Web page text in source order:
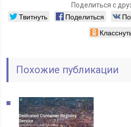
Поделиться с
Твитнуть Поделиться
Похожие публикации